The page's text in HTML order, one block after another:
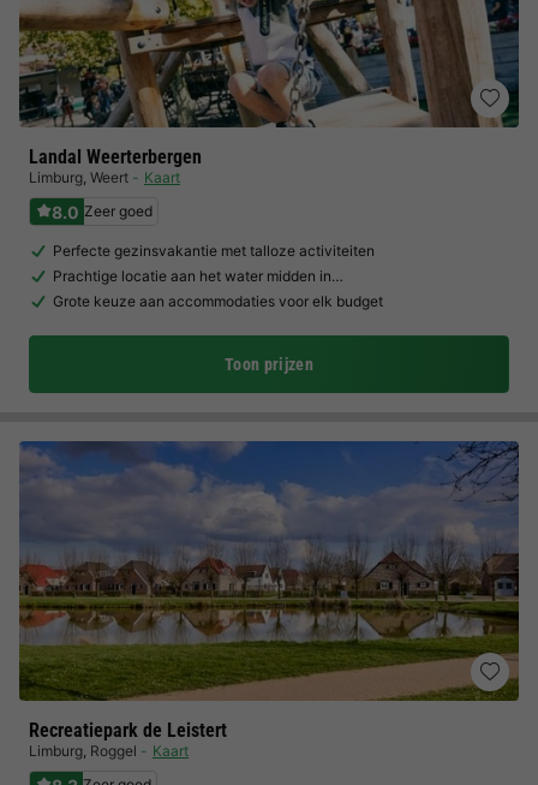
Landal Weerterbergen
Limburg, Weert Kaart
8.0 Zeer goed
Perfecte gezinsvakantie met talloze activiteiten
Prachtige locatie aan het water midden in…
Grote keuze aan accommodaties voor elk budget
Toon prijzen
Recreatiepark de Leistert
Limburg, Roggel Kaart